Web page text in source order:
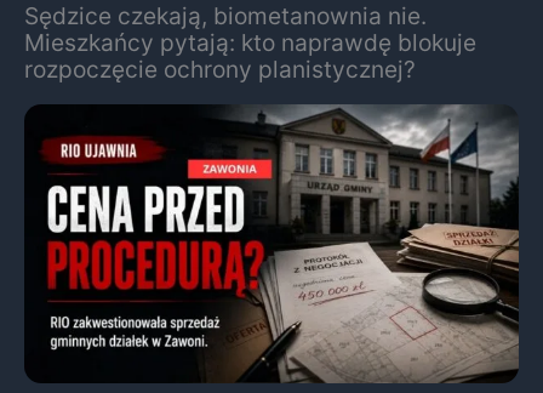
Sędzice czekają, biometanownia nie.
Mieszkańcy pytają: kto naprawdę blokuje
rozpoczęcie ochrony planistycznej?